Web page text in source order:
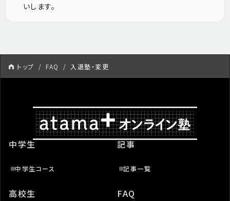
いします。
トップ FAQ 入退塾・変更
中学生
中学生コース
高校生
記事
記事一覧
FAQ